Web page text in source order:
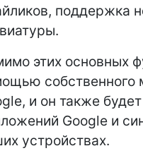
поддержка
этих основных
собственного
и он также
Google и
устройствах.